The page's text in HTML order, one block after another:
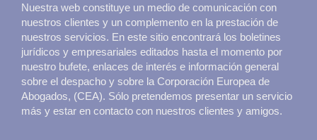
Nuestra web constituye un medio de comunicación con
nuestros clientes y un complemento en la prestación de
nuestros servicios. En este sitio encontrará los boletines
jurídicos y empresariales editados hasta el momento por
nuestro bufete, enlaces de interés e información general
sobre el despacho y sobre la Corporación Europea de
Abogados, (CEA). Sólo pretendemos presentar un servicio
más y estar en contacto con nuestros clientes y amigos.